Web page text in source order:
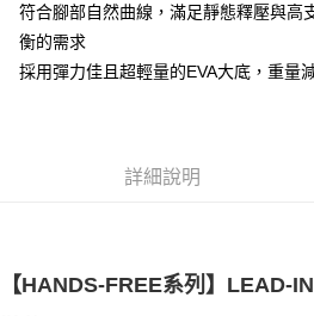
符合腳部自然曲線，滿足靜態釋壓與高
衡的需求
採用彈力佳且超輕量的EVA大底，重量
詳細說明
【HANDS-FREE系列】LEAD-